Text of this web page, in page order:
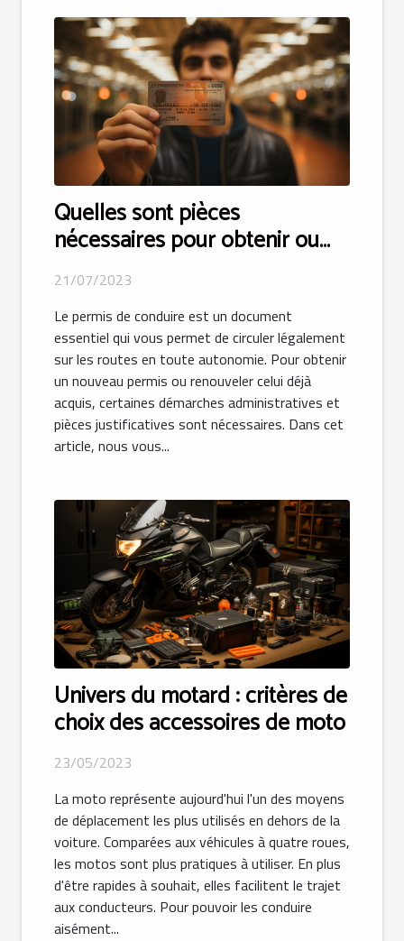
Quelles sont pièces
nécessaires pour obtenir ou
renouveler votre permis de
conduire ?
21/07/2023
Le permis de conduire est un document
essentiel qui vous permet de circuler légalement
sur les routes en toute autonomie. Pour obtenir
un nouveau permis ou renouveler celui déjà
acquis, certaines démarches administratives et
pièces justificatives sont nécessaires. Dans cet
article, nous vous...
Univers du motard : critères de
choix des accessoires de moto
23/05/2023
La moto représente aujourd'hui l'un des moyens
de déplacement les plus utilisés en dehors de la
voiture. Comparées aux véhicules à quatre roues,
les motos sont plus pratiques à utiliser. En plus
d'être rapides à souhait, elles facilitent le trajet
aux conducteurs. Pour pouvoir les conduire
aisément...